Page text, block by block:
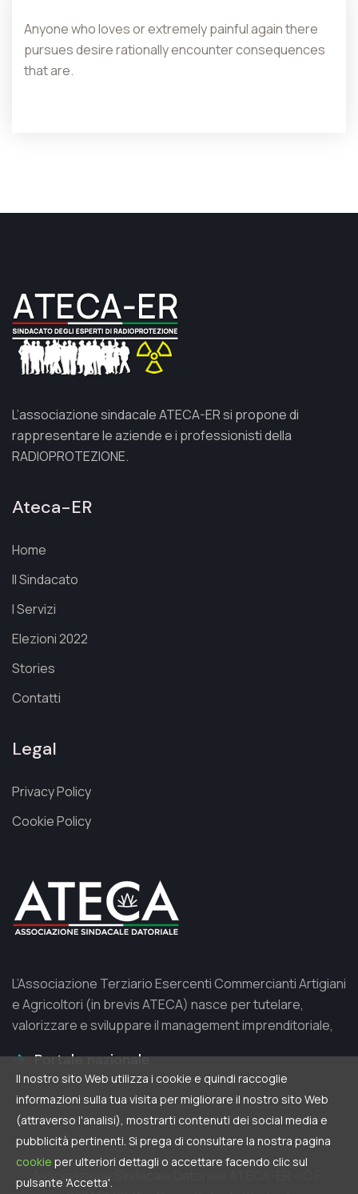
Anyone who loves or extremely painful again there
pursues desire rationally encounter consequences
that are.
L’associazione sindacale ATECA-ER si propone di
rappresentare le aziende e i professionisti della
RADIOPROTEZIONE.
Ateca-ER
Home
Il Sindacato
I Servizi
Elezioni 2022
Stories
Contatti
Legal
Privacy Policy
Cookie Policy
L’Associazione Terziario Esercenti Commercianti Artigiani
e Agricoltori (in brevis ATECA) nasce per tutelare,
valorizzare e sviluppare il management imprenditoriale,
Portale nazionale
Associazione Sindacale Datoriale ATECA-ER – C.F.:
Il nostro sito Web utilizza i cookie e quindi raccoglie
informazioni sulla tua visita per migliorare il nostro sito Web
(attraverso l'analisi), mostrarti contenuti dei social media e
pubblicità pertinenti. Si prega di consultare la nostra pagina
cookie per ulteriori dettagli o accettare facendo clic sul
pulsante 'Accetta'.